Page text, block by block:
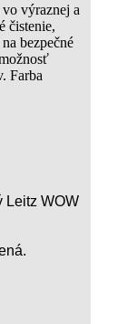
výraznej a
čistenie,
bezpečné
Farba
Leitz WOW